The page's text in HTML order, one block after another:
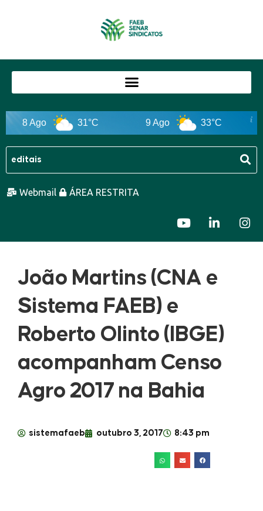
8 Ago 31°C 9 Ago 33°C
Webmail ÁREA RESTRITA
João Martins (CNA e
Sistema FAEB) e
Roberto Olinto (IBGE)
acompanham Censo
Agro 2017 na Bahia
sistemafaeb outubro 3, 2017 8:43 pm